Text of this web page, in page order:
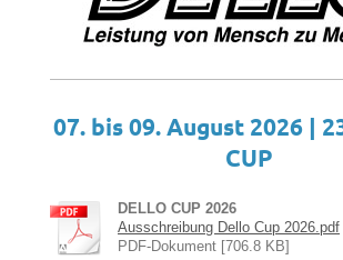
07. bis 09. August 2026 |
CUP
DELLO CUP 2026
Ausschreibung Dello Cup 2026.pdf
PDF-Dokument [706.8 KB]